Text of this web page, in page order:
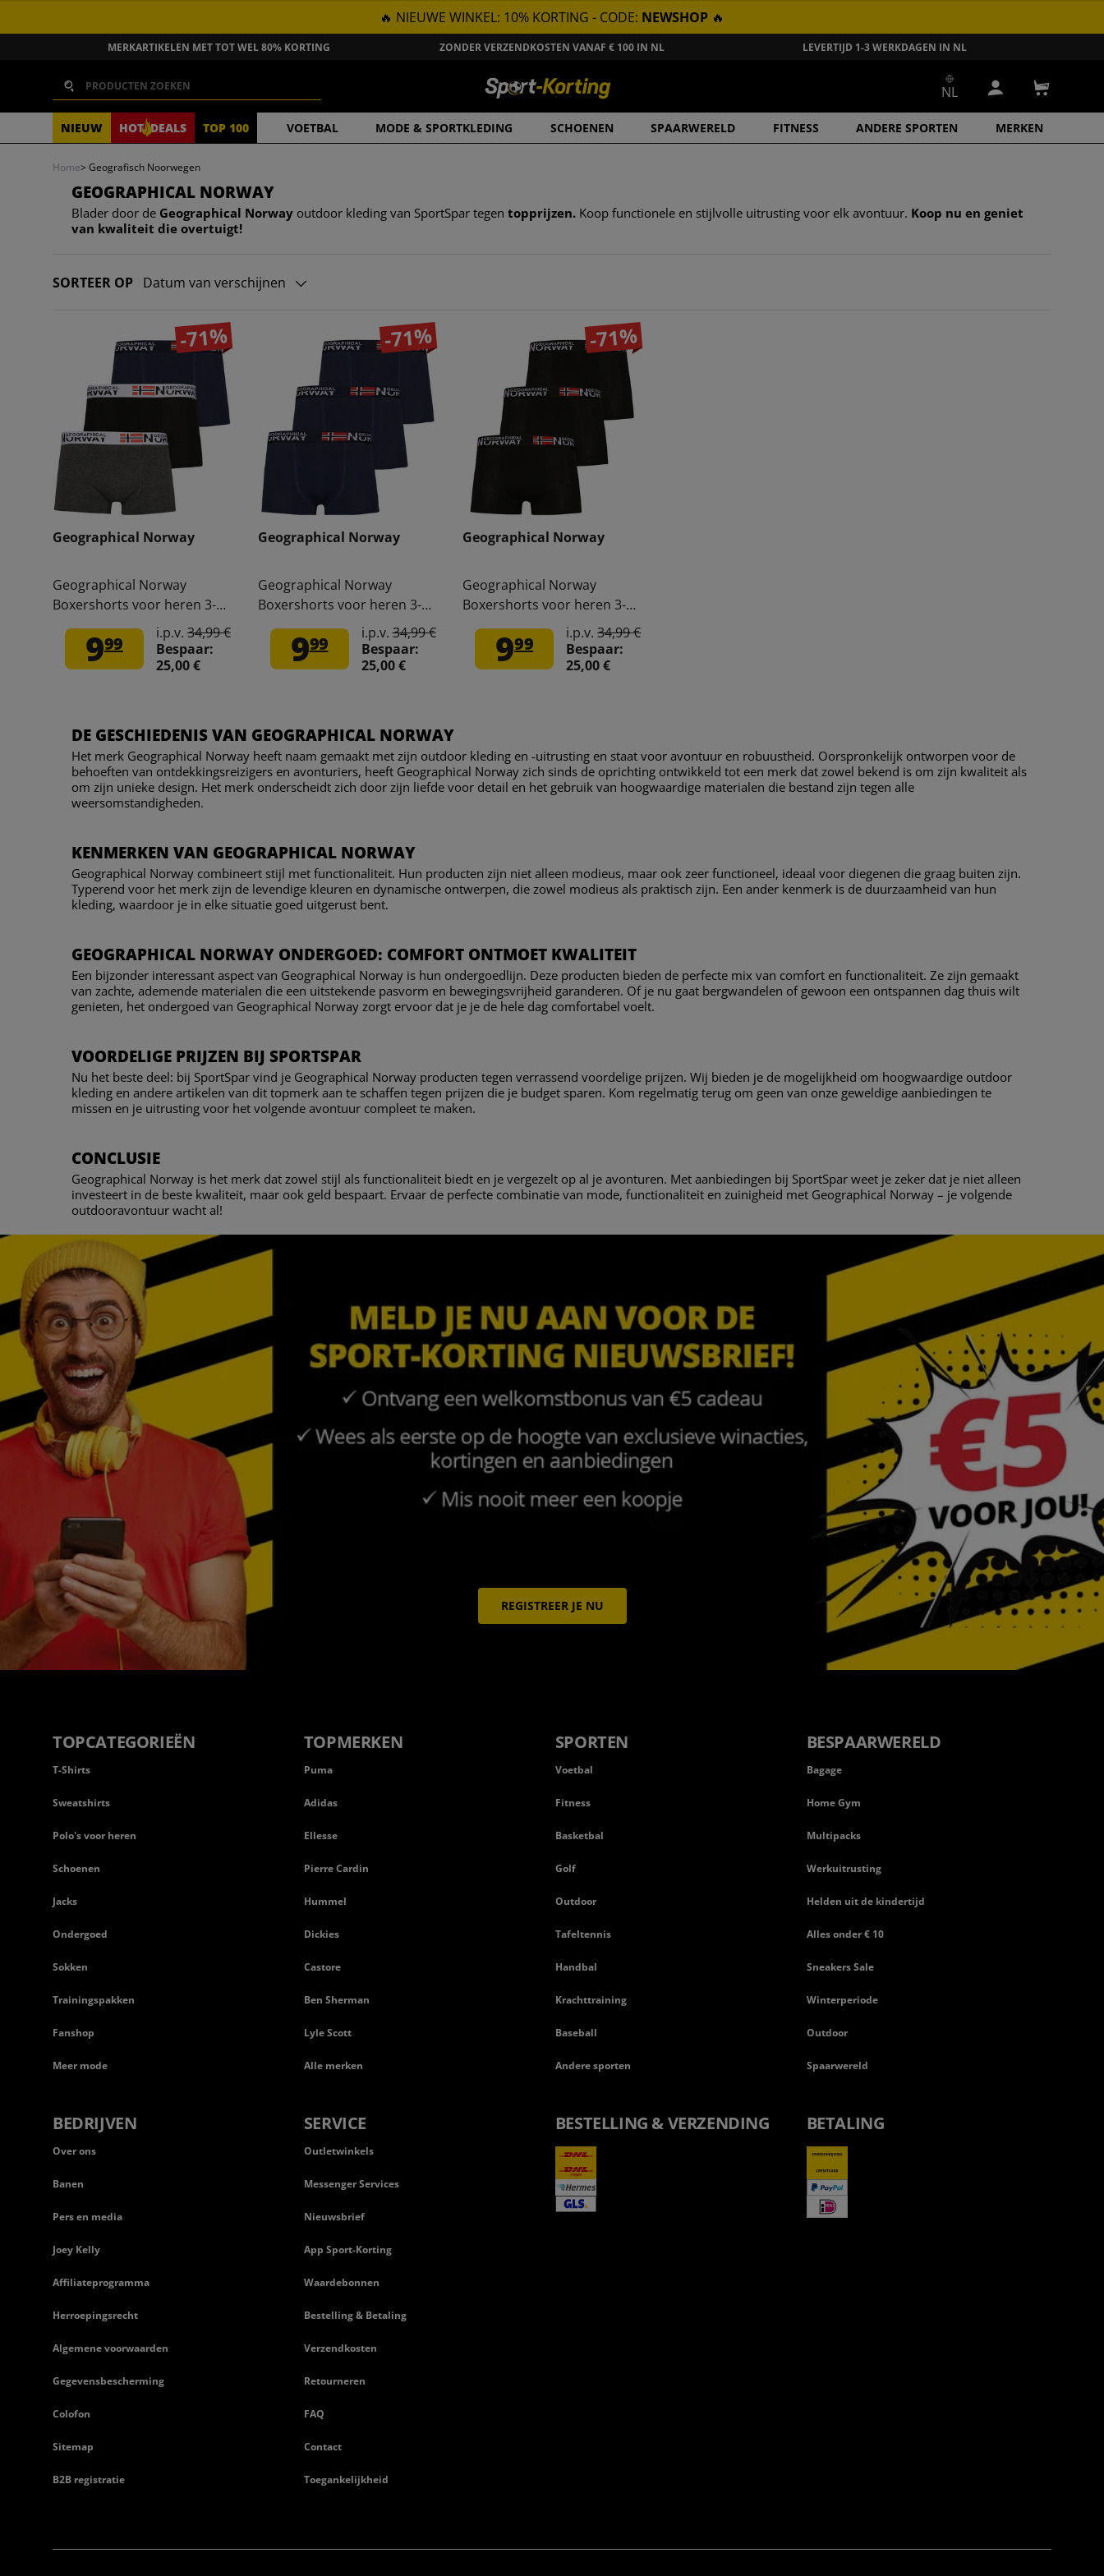
GA NAAR INHOUD
🔥 NIEUWE WINKEL: 10% KORTING - CODE: NEWSHOP 🔥
MERKARTIKELEN MET TOT WEL 80% KORTING ZONDER VERZENDKOSTEN VANAF € 100 IN NL LEVERTIJD 1-3 WERKDAGEN IN NL
NIEUW HOT DEALS TOP 100 VOETBAL MODE & SPORTKLEDING SCHOENEN SPAARWERELD FITNESS ANDERE SPORTEN MERKEN
Zoeken
NL Inloggen
Home> Geografisch Noorwegen
GEOGRAPHICAL NORWAY
Blader door de Geographical Norway outdoor kleding van SportSpar tegentopprijzen. Koop functionele en stijlvolle uitrusting voor elk avontuur. Koop nu en geniet
van kwaliteit die overtuigt!
SORTEER OP Datum van verschijnen
-71%
Geographical Norway
Geographical Norway
Boxershorts voor heren 3-
pack Pack-3-Tricolor-White
999 i.p.v. 34,99 €
Bespaar:
25,00 €
-71%
Geographical Norway
Geographical Norway
Boxershorts voor heren 3-
pack navy Pack-3-Navy
999 i.p.v.34,99 €
Bespaar:
25,00 €
-71%
Geographical Norway
Geographical Norway
Boxershorts voor heren 3-
pack zwart Pack-3-Black
999 i.p.v.34,99 €
Bespaar:
25,00 €
DE GESCHIEDENIS VAN GEOGRAPHICAL NORWAY
Het merk Geographical Norway heeft naam gemaakt met zijn outdoor kleding en -uitrusting en staat voor avontuur en robuustheid. Oorspronkelijk ontworpen voor de
behoeften van ontdekkingsreizigers en avonturiers, heeft Geographical Norway zich sinds de oprichting ontwikkeld tot een merk dat zowel bekend is om zijn kwaliteit als
om zijn unieke design. Het merk onderscheidt zich door zijn liefde voor detail en het gebruik van hoogwaardige materialen die bestand zijn tegen alle
weersomstandigheden.
KENMERKEN VAN GEOGRAPHICAL NORWAY
Geographical Norway combineert stijl met functionaliteit. Hun producten zijn niet alleen modieus, maar ook zeer functioneel, ideaal voor diegenen die graag buiten zijn.
Typerend voor het merk zijn de levendige kleuren en dynamische ontwerpen, die zowel modieus als praktisch zijn. Een ander kenmerk is de duurzaamheid van hun
kleding, waardoor je in elke situatie goed uitgerust bent.
GEOGRAPHICAL NORWAY ONDERGOED: COMFORT ONTMOET KWALITEIT
Een bijzonder interessant aspect van Geographical Norway is hun ondergoedlijn. Deze producten bieden de perfecte mix van comfort en functionaliteit. Ze zijn gemaakt
van zachte, ademende materialen die een uitstekende pasvorm en bewegingsvrijheid garanderen. Of je nu gaat bergwandelen of gewoon een ontspannen dag thuis wilt
genieten, het ondergoed van Geographical Norway zorgt ervoor dat je je de hele dag comfortabel voelt.
VOORDELIGE PRIJZEN BIJ SPORTSPAR
Nu het beste deel: bij SportSpar vind je Geographical Norway producten tegen verrassend voordelige prijzen. Wij bieden je de mogelijkheid om hoogwaardige outdoor
kleding en andere artikelen van dit topmerk aan te schaffen tegen prijzen die je budget sparen. Kom regelmatig terug om geen van onze geweldige aanbiedingen te
missen en je uitrusting voor het volgende avontuur compleet te maken.
CONCLUSIE
Geographical Norway is het merk dat zowel stijl als functionaliteit biedt en je vergezelt op al je avonturen. Met aanbiedingen bij SportSpar weet je zeker dat je niet alleen
investeert in de beste kwaliteit, maar ook geld bespaart. Ervaar de perfecte combinatie van mode, functionaliteit en zuinigheid met Geographical Norway – je volgende
outdooravontuur wacht al!
REGISTREER JE NU
TOPCATEGORIEËN
T-Shirts
Sweatshirts
Polo's voor heren
Schoenen
Jacks
Ondergoed
Sokken
Trainingspakken
Fanshop
Meer mode
TOPMERKEN
Puma
Adidas
Ellesse
Pierre Cardin
Hummel
Dickies
Castore
Ben Sherman
Lyle Scott
Alle merken
SPORTEN
Voetbal
Fitness
Basketbal
Golf
Outdoor
Tafeltennis
Handbal
Krachttraining
Baseball
Andere sporten
BESPAARWERELD
Bagage
Home Gym
Multipacks
Werkuitrusting
Helden uit de kindertijd
Alles onder € 10
Sneakers Sale
Winterperiode
Outdoor
Spaarwereld
BEDRIJVEN
Over ons
Banen
Pers en media
Joey Kelly
Affiliateprogramma
Herroepingsrecht
Algemene voorwaarden
Gegevensbescherming
Colofon
Sitemap
B2B registratie
SERVICE
Outletwinkels
Messenger Services
Nieuwsbrief
App Sport-Korting
Waardebonnen
Bestelling & Betaling
Verzendkosten
Retourneren
FAQ
Contact
Toegankelijkheid
BESTELLING & VERZENDING BETALING